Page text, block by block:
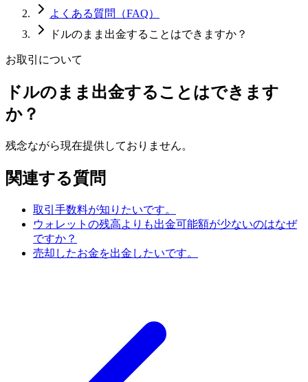
よくある質問（FAQ）
ドルのまま出金することはできますか？
お取引について
ドルのまま出金することはできます
か？
残念ながら現在提供しておりません。
関連する質問
取引手数料が知りたいです。
ウォレットの残高よりも出金可能額が少ないのはなぜ
ですか？
売却したお金を出金したいです。